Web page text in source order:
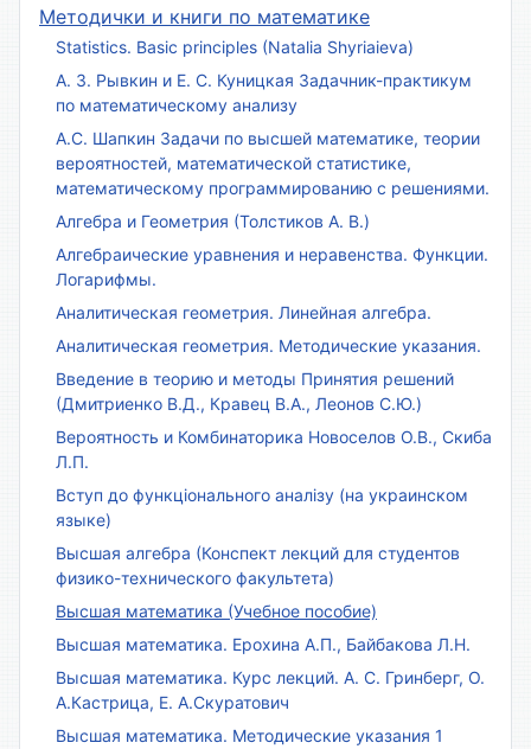
Методички и книги по математике
Statistics. Basic principles (Natalia Shyriaieva)
А. З. Рывкин и Е. С. Куницкая Задачник-практикум
по математическому анализу
А.С. Шапкин Задачи по высшей математике, теории
вероятностей, математической статистике,
математическому программированию с решениями.
Алгебра и Геометрия (Толстиков А. В.)
Алгебраические уравнения и неравенства. Функции.
Логарифмы.
Аналитическая геометрия. Линейная алгебра.
Аналитическая геометрия. Методические указания.
Введение в теорию и методы Принятия решений
(Дмитриенко В.Д., Кравец В.А., Леонов С.Ю.)
Вероятность и Комбинаторика Новоселов О.В., Скиба
Л.П.
Вступ до функціонального аналізу (на украинском
языке)
Высшая алгебра (Конспект лекций для студентов
физико-технического факультета)
Высшая математика (Учебное пособие)
Высшая математика. Ерохина А.П., Байбакова Л.Н.
Высшая математика. Курс лекций. А. С. Гринберг, О.
А.Кастрица, Е. А.Скуратович
Высшая математика. Методические указания 1